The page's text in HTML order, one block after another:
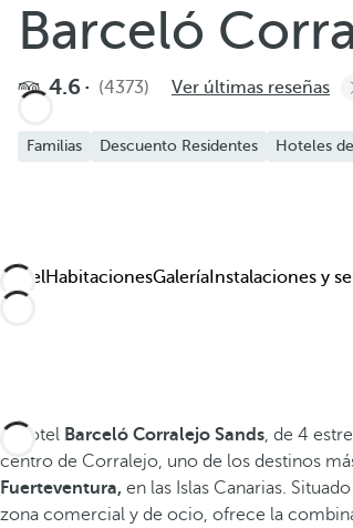
Añadir a favoritos
Barceló
4.6 (4373) Ver últimas reseñas
Familias Descuento Residentes Hoteles
HotelHabitacionesGalería Instalaciones y
El hotel Barceló Corralejo Sands, de 4
centro de Corralejo, uno de los destinos
Fuerteventura, en las Islas Canarias.
zona comercial y de ocio, ofrece la